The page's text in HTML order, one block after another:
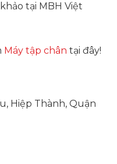
tại MBH Việt
Máy tập chân tại đây!
Hiệp Thành, Quận